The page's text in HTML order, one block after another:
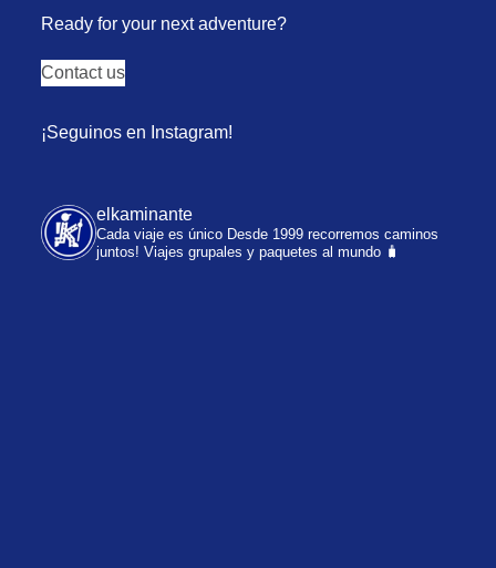
Ready for your next adventure?
Contact us
¡Seguinos en Instagram!
elkaminante
Cada viaje es único Desde 1999 recorremos caminos
juntos! Viajes grupales y paquetes al mundo 🧳